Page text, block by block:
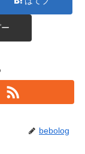
bebolog